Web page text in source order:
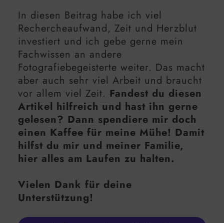
In diesen Beitrag habe ich viel
Rechercheaufwand, Zeit und Herzblut
investiert und ich gebe gerne mein
Fachwissen an andere
Fotografiebegeisterte weiter. Das macht
aber auch sehr viel Arbeit und braucht
vor allem viel Zeit. Fandest du diesen
Artikel hilfreich und hast ihn gerne
gelesen? Dann spendiere mir doch
einen Kaffee für meine Mühe! Damit
hilfst du mir und meiner Familie,
hier alles am Laufen zu halten.
Vielen Dank für deine
Unterstützung!